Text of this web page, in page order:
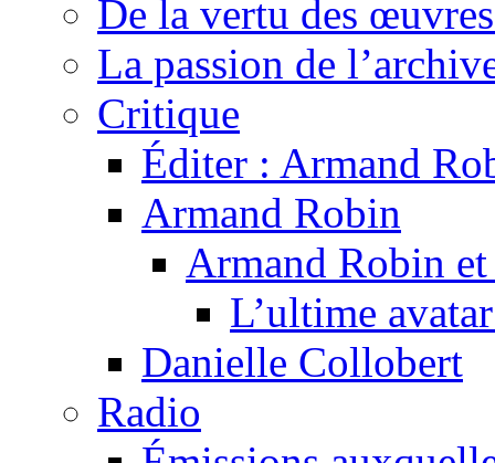
De la vertu des
La passion de
Critique
Éditer : Armand
Armand Robin
Armand Robin
L’ultime
Danielle Collobert
Radio